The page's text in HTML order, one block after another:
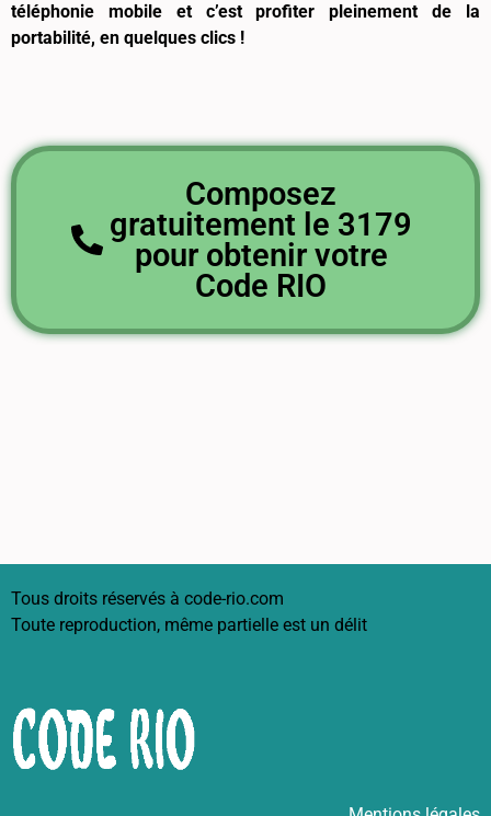
téléphonie mobile et c’est profiter pleinement de la
portabilité, en quelques clics !
Composez
gratuitement le 3179
pour obtenir votre
Code RIO
Tous droits réservés à code-rio.com
Toute reproduction, même partielle est un délit